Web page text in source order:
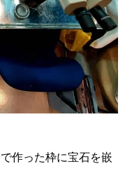
作った枠に宝石を嵌